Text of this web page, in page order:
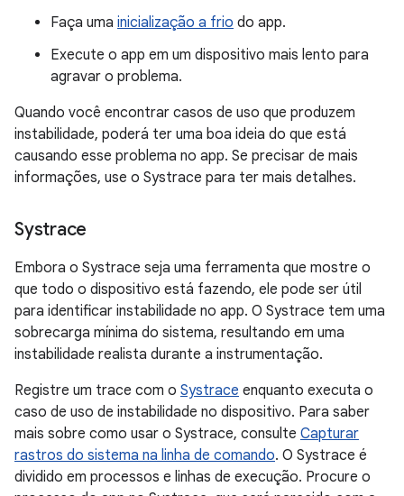
Faça uma inicialização a frio do app.
Execute o app em um dispositivo mais lento para
agravar o problema.
Quando você encontrar casos de uso que produzem
instabilidade, poderá ter uma boa ideia do que está
causando esse problema no app. Se precisar de mais
informações, use o Systrace para ter mais detalhes.
Systrace
Embora o Systrace seja uma ferramenta que mostre o
que todo o dispositivo está fazendo, ele pode ser útil
para identificar instabilidade no app. O Systrace tem uma
sobrecarga mínima do sistema, resultando em uma
instabilidade realista durante a instrumentação.
Registre um trace com o Systrace enquanto executa o
caso de uso de instabilidade no dispositivo. Para saber
mais sobre como usar o Systrace, consulte Capturar
rastros do sistema na linha de comando. O Systrace é
dividido em processos e linhas de execução. Procure o